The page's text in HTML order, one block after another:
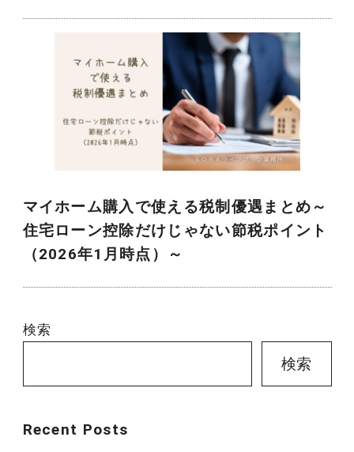
マイホーム購入で使える税制優遇まとめ～
住宅ローン控除だけじゃない節税ポイント
（2026年1月時点）～
検索
検索
Recent Posts